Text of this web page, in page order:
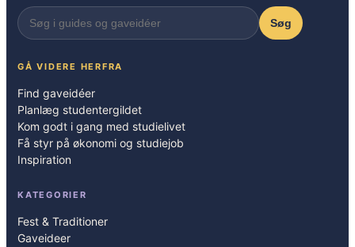
Søg
GÅ VIDERE HERFRA
Find gaveidéer
Planlæg studentergildet
Kom godt i gang med studielivet
Få styr på økonomi og studiejob
Inspiration
KATEGORIER
Fest & Traditioner
Gaveideer